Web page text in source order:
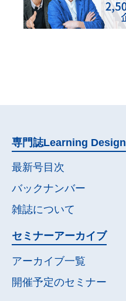
専門誌Learning Design
最新号目次
バックナンバー
雑誌について
セミナーアーカイブ
アーカイブ一覧
開催予定のセミナー